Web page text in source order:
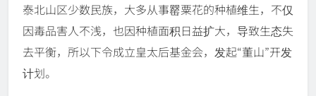
泰北山区少数民族，大多从事罂粟花的种植维生，不仅
因毒品害人不浅，也因种植面积日益扩大，导致生态失
去平衡，所以下令成立皇太后基金会，发起“董山”开发
计划。